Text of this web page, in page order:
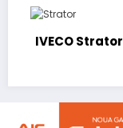
Strator se întoarce